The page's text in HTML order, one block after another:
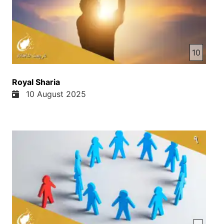
دیگر خشونت نکنید، از خشونت بپرهیزین شمشیرهای
خودتان را غلاف کنین یعنی که از صلاحتان، از زورتان
استفاده نکنین و درس دوم ایرا میگه که هر کسی که
بکشه، او کشته میشه هر کسی که بکشه یعنی خشونت
خشونت را باوجود میره، انتقام، انتقام را باوجود میره
و درس صوام که در آیت های بعدی گفته ایسای مصی
شده بود ایسای مصیم Large Andes كان میگه اگر شما
در جریان اذی جنگ ها در جریان اذی اختلافات بین کشور
بینید. ایسای مصی میگه maimoma شما شروف شفا
دهنده هست با زخمهای از او ما شفا یافتیم و دعای ما
برای کسای که در ای جنگ ها یا در ای زد و خورت هایی
که بین پاکستان و افغانستان شدن و انها زخمی شدن یا
خانه خود را از دست دادن یا جای خود را از دست دادن
زمین خود را یا به هر صورت خساره دیدن زرر دیدن که
ایسای مصی حاضر هست شما را شفا بتن به ایسای
10
Royal Sharia
10 August 2025